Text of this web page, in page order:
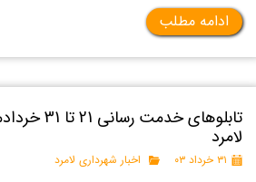
ادامه مطلب
لامرد
۳۱ خرداد ۰۳ اخبار شهرداری لامرد